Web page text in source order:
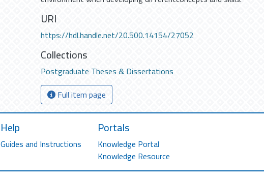
URI
https://hdl.handle.net/20.500.14154/27052
Collections
Postgraduate Theses & Dissertations
Full item page
Help
Guides and Instructions
Portals
Knowledge Portal
Knowledge Resource